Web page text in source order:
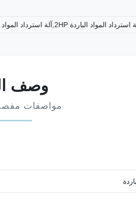
آلة استرداد المواد الباردة 2HP,آلة استرداد المواد التبريدية 1HP,3850kpa نظام استرداد المبرد
وصف
مواصفات